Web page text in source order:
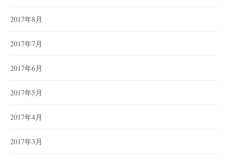
2017年8月
2017年7月
2017年6月
2017年5月
2017年4月
2017年3月